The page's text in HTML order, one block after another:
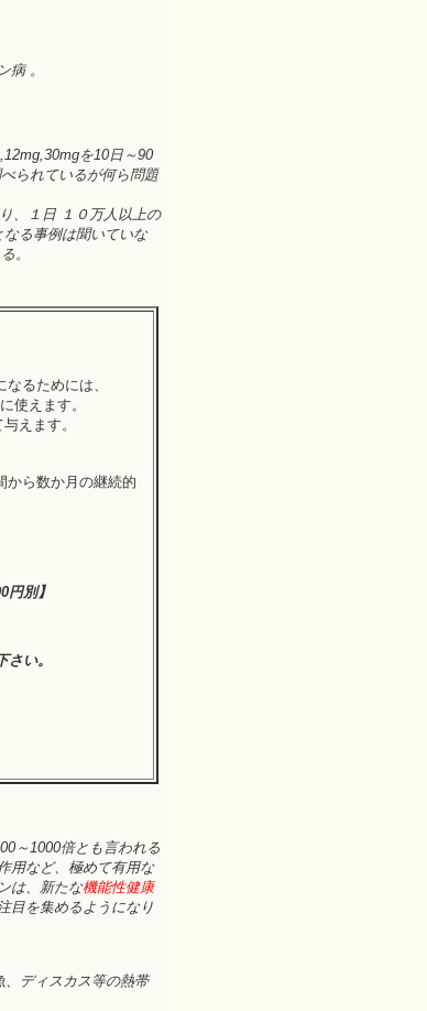
病 。
を10日～90
られているが何ら問題
、１日 １０万人以上の
る事例は聞いていな
。
るためには、
使えます。
えます。
から数か月の継続的
別】
い。
～1000倍とも言われる
用など、極めて有用な
は、新たな機能性健康
目を集めるようになり
ディスカス等の熱帯